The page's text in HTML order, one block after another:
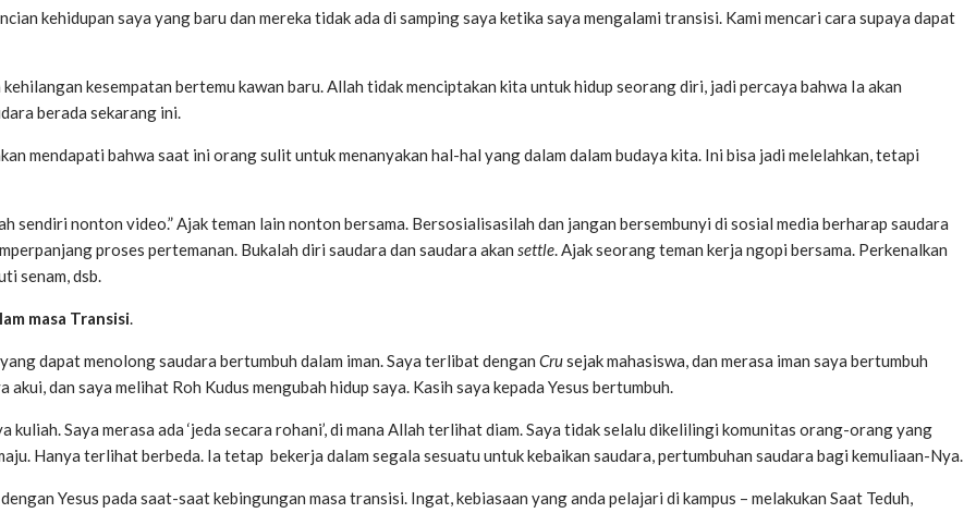
kehidupan saya yang baru dan mereka tidak ada di samping saya ketika saya mengalami transisi. Kami mencari cara supaya dapat
kesempatan bertemu kawan baru. Allah tidak menciptakan kita untuk hidup seorang diri, jadi percaya bahwa Ia akan
berada sekarang ini.
mendapati bahwa saat ini orang sulit untuk menanyakan hal-hal yang dalam dalam budaya kita. Ini bisa jadi melelahkan, tetapi
sendiri nonton video.” Ajak teman lain nonton bersama. Bersosialisasilah dan jangan bersembunyi di sosial media berharap saudara
proses pertemanan. Bukalah diri saudara dan saudara akan settle. Ajak seorang teman kerja ngopi bersama. Perkenalkan
senam, dsb.
masa Transisi.
dapat menolong saudara bertumbuh dalam iman. Saya terlibat dengan Crusejak mahasiswa, dan merasa iman saya bertumbuh
dan saya melihat Roh Kudus mengubah hidup saya. Kasih saya kepada Yesus bertumbuh.
Saya merasa ada ‘jeda secara rohani’, di mana Allah terlihat diam. Saya tidak selalu dikelilingi komunitas orang-orang yang
Hanya terlihat berbeda. Ia tetap bekerja dalam segala sesuatu untuk kebaikan saudara, pertumbuhan saudara bagi kemuliaan-Nya.
Yesus pada saat-saat kebingungan masa transisi. Ingat, kebiasaan yang anda pelajari di kampus – melakukan Saat Teduh,